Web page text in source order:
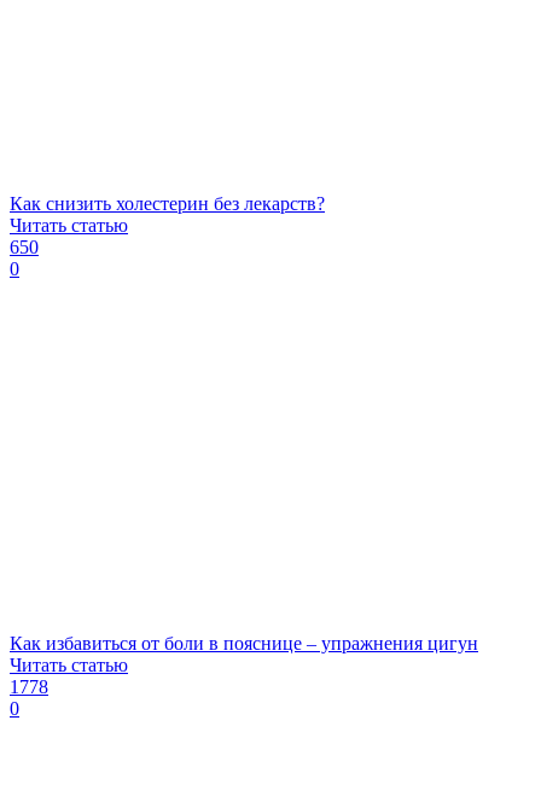
Как снизить холестерин без лекарств?
Читать статью
650
0
Как избавиться от боли в пояснице – упражнения цигун
Читать статью
1778
0